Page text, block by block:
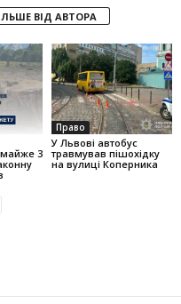
ВІД АВТОРА
3
Право
У Львові автобус
травмував пішохідку
на вулиці Коперника